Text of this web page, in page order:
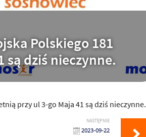
Polskiego 181
są dziś nieczynne.
przy ul 3-go Maja 41 są dziś nieczynne.
NASTĘPNIE
2023-09-22